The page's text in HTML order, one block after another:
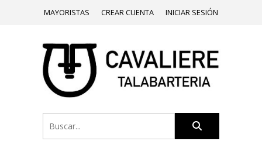
MAYORISTAS CREAR CUENTA INICIAR SESIÓN